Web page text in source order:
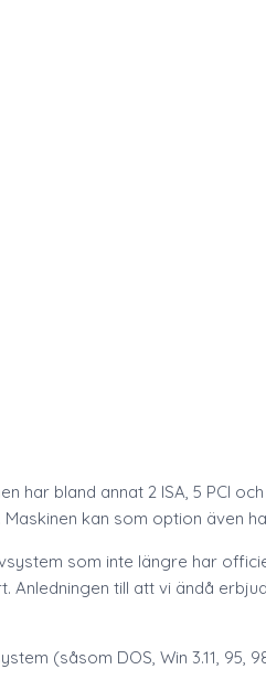
bland annat 2 ISA, 5 PCI
kan som option även
som inte längre har
till att vi ändå
(såsom DOS, Win 3.11, 95,